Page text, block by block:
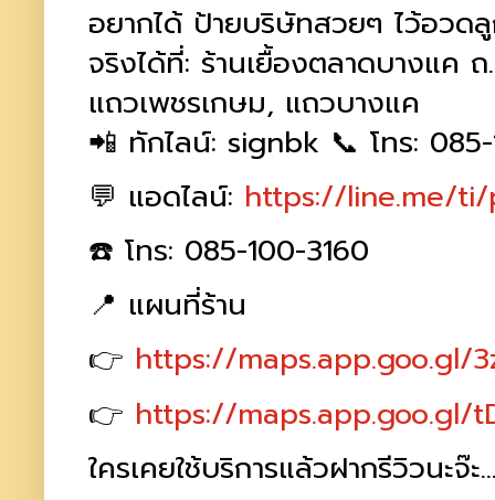
อยากได้ ป้ายบริษัทสวยๆ ไว้อวด
จริงได้ที่: ร้านเยื้องตลาดบางแค
แถวเพชรเกษม, แถวบางแค
📲 ทักไลน์: signbk 📞 โทร:
💬 แอดไลน์: https://line.me/
☎️ โทร: 085-100-3160
📍 แผนที่ร้าน
👉 https://maps.app.goo.gl/
👉 https://maps.app.goo.gl/
ใครเคยใช้บริการแล้วฝากรีวิวนะ